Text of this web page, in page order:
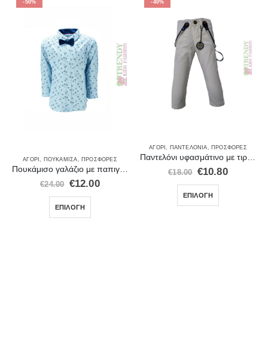
-50%
ΑΓΌΡΙ, ΠΟΥΚΆΜΙΣΑ, ΠΡΟΣΦΟΡΈΣ
Πουκάμισο γαλάζιο με παπιγιόν
€24.00 €12.00
ΕΠΙΛΟΓΉ
-40%
ΑΓΌΡΙ, ΠΑΝΤΕΛΌΝΙΑ, ΠΡΟΣΦΟΡΈΣ
Παντελόνι υφασμάτινο με τιράντες Ice λευκο 20200
€18.00 €10.80
ΕΠΙΛΟΓΉ